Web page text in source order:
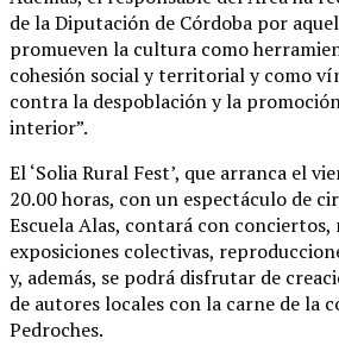
de la Diputación de Córdoba por
promueven la cultura como
cohesión social y territorial y como
contra la despoblación y la
interior”.
El ‘Solia Rural Fest’, que arranca el
20.00 horas, con un espectáculo de
Escuela Alas, contará con conciertos,
exposiciones colectivas,
y, además, se podrá disfrutar de
de autores locales con la carne de la
Pedroches.